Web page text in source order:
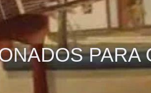
PARA